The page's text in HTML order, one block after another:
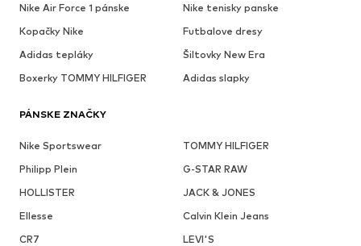
Nike Air Force 1 pánske
Nike tenisky panske
Kopačky Nike
Futbalove dresy
Adidas tepláky
Šiltovky New Era
Boxerky TOMMY HILFIGER
Adidas slapky
PÁNSKE ZNAČKY
Nike Sportswear
TOMMY HILFIGER
Philipp Plein
G-STAR RAW
HOLLISTER
JACK & JONES
Ellesse
Calvin Klein Jeans
CR7
LEVI'S